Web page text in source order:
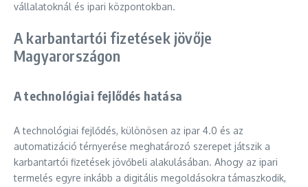
vállalatoknál és ipari központokban.
A karbantartói fizetések jövője
Magyarországon
A technológiai fejlődés hatása
A technológiai fejlődés, különösen az ipar 4.0 és az
automatizáció térnyerése meghatározó szerepet játszik a
karbantartói fizetések jövőbeli alakulásában. Ahogy az ipari
termelés egyre inkább a digitális megoldásokra támaszkodik,